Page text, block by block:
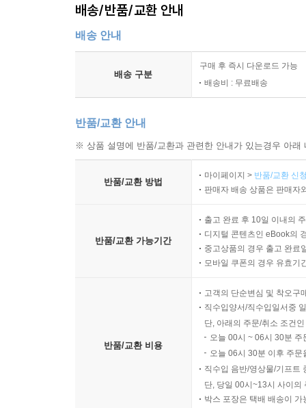
배송/반품/교환 안내
배송 안내
배송 구분
구매 후 즉시 다운로드 가능
배송비 : 무료배송
반품/교환 안내
※ 상품 설명에 반품/교환과 관련한 안내가 있는경우 아
반품/교환 방법
마이페이지 > 반품/교환 신
판매자 배송 상품은 판매자
반품/교환 가능기간
출고 완료 후 10일 이내의
디지털 콘텐츠인 eBook의
중고상품의 경우 출고 완료
모바일 쿠폰의 경우 유효기
반품/교환 비용
고객의 단순변심 및 착오구
직수입양서/직수입일서중
단, 아래의 주문/취소 조건
오늘 00시 ~ 06시 30분
오늘 06시 30분 이후 주
직수입 음반/영상물/기프트
단, 당일 00시~13시 사이의
박스 포장은 택배 배송이